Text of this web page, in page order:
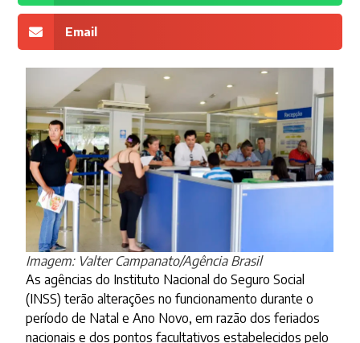
Email
Imagem: Valter Campanato/Agência Brasil
As agências do Instituto Nacional do Seguro Social
(INSS) terão alterações no funcionamento durante o
período de Natal e Ano Novo, em razão dos feriados
nacionais e dos pontos facultativos estabelecidos pelo